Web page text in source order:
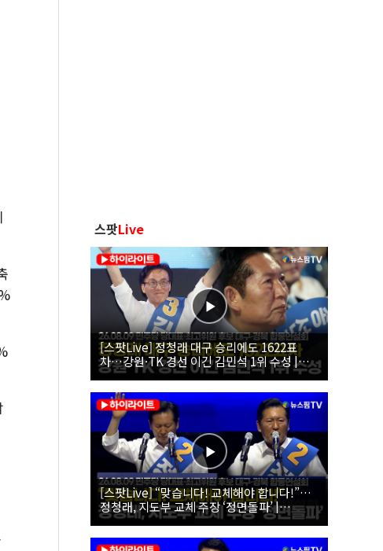
스팟Live
[스팟Live] 정청래 대구 승리에도 1622표
차…강원·TK 경선 이긴 김민석 1위 수성 |
26.08.09 더불어민주당 당대표·최고위원 후
보 대구·경북 합동연설회
[스팟Live] “맞습니다! 교체해야 합니다!”…
정청래, 지도부 교체 주장 ‘정면돌파’ |
26.08.09 더불어민주당 당대표·최고위원 후
보 대구·경북 합동연설회